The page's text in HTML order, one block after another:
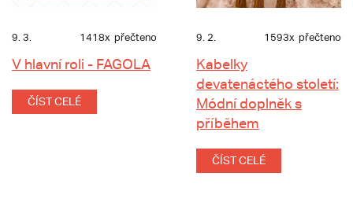
9. 3. 1418x přečteno
V hlavní roli - FAGOLA
ČÍST CELÉ
9. 2. 1593x přečteno
Kabelky
devatenáctého století:
Módní doplněk s
příběhem
ČÍST CELÉ